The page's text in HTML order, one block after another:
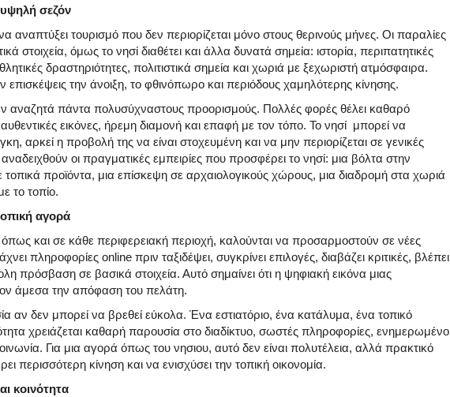
σεζόν
αναπτύξει τουρισμό που δεν περιορίζεται μόνο στους θερινούς μήνες. Οι παραλίες
στοιχεία, όμως το νησί διαθέτει και άλλα δυνατά σημεία: ιστορία, περιπατητικές
δραστηριότητες, πολιτιστικά σημεία και χωριά με ξεχωριστή ατμόσφαιρα.
την άνοιξη, το φθινόπωρο και περιόδους χαμηλότερης κίνησης.
αναζητά πάντα πολυσύχναστους προορισμούς. Πολλές φορές θέλει καθαρό
εικόνες, ήρεμη διαμονή και επαφή με τον τόπο. Το νησί μπορεί να
αρκεί η προβολή της να είναι στοχευμένη και να μην περιορίζεται σε γενικές
οι πραγματικές εμπειρίες που προσφέρει το νησί: μια βόλτα στην
προϊόντα, μια επίσκεψη σε αρχαιολογικούς χώρους, μια διαδρομή στα χωριά
το τοπίο.
αγορά
όπως και σε κάθε περιφερειακή περιοχή, καλούνται να προσαρμοστούν σε νέες
πληροφορίες online πριν ταξιδέψει, συγκρίνει επιλογές, διαβάζει κριτικές, βλέπει
πρόσβαση σε βασικά στοιχεία. Αυτό σημαίνει ότι η ψηφιακή εικόνα μιας
άμεσα την απόφαση του πελάτη.
αν δεν μπορεί να βρεθεί εύκολα. Ένα εστιατόριο, ένα κατάλυμα, ένα τοπικό
χρειάζεται καθαρή παρουσία στο διαδίκτυο, σωστές πληροφορίες, ενημερωμένο
Για μια αγορά όπως του νησιου, αυτό δεν είναι πολυτέλεια, αλλά πρακτικό
περισσότερη κίνηση και να ενισχύσει την τοπική οικονομία.
κοινότητα